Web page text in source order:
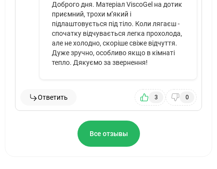
Доброго дня. Матеріал ViscoGel на дотик
приємний, трохи м’який і
підлаштовується під тіло. Коли лягаєш -
спочатку відчувається легка прохолода,
але не холодно, скоріше свіже відчуття.
Дуже зручно, особливо якщо в кімнаті
тепло. Дякуємо за звернення!
Ответить 3 0
Все отзывы